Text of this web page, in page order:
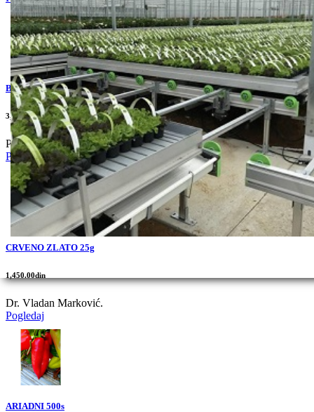
BOBITA 500s
3,300.00din
Poznat i gajen hibrid .
Pogledaj
CRVENO ZLATO 25g
1,450.00din
Dr. Vladan Marković.
Pogledaj
ARIADNI 500s